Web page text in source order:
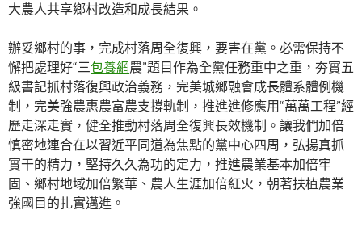
大農人共享鄉村改造和成長結果。
辦妥鄉村的事，完成村落周全復興，要害在黨。必需保持不
懈把處理好“三包養網農”題目作為全黨任務重中之重，夯實五
級書記抓村落復興政治義務，完美城鄉融會成長體系體例機
制，完美強農惠農富農支撐軌制，推進進修應用“萬萬工程”經
歷走深走實，健全推動村落周全復興長效機制。讓我們加倍
慎密地連合在以習近平同道為焦點的黨中心四周，弘揚真抓
實干的精力，堅持久久為功的定力，推進農業基本加倍牢
固、鄉村地域加倍繁華、農人生涯加倍紅火，朝著扶植農業
強國目的扎實邁進。